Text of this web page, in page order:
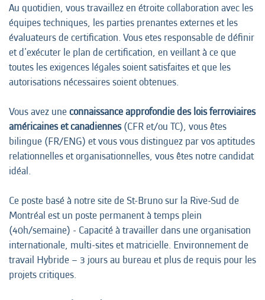
Au quotidien, vous travaillez en étroite collaboration avec les
équipes techniques, les parties prenantes externes et les
évaluateurs de certification. Vous etes responsable de définir
et d'exécuter le plan de certification, en veillant à ce que
toutes les exigences légales soient satisfaites et que les
autorisations nécessaires soient obtenues.
Vous avez uneconnaissance approfondie des lois ferroviaires
américaines et canadiennes(CFR et/ou TC), vous êtes
bilingue (FR/ENG) et vous vous distinguez par vos aptitudes
relationnelles et organisationnelles, vous êtes notre candidat
idéal.
Ce poste basé à notre site de St-Bruno sur la Rive-Sud de
Montréal est un poste permanent à temps plein
(40h/semaine) - Capacité à travailler dans une organisation
internationale, multi-sites et matricielle. Environnement de
travail Hybride – 3 jours au bureau et plus de requis pour les
projets critiques.